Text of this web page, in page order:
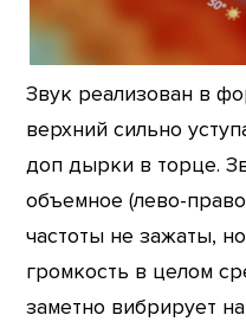
Звук реализован в
верхний сильно
доп дырки в торце.
объемное (лево-
частоты не зажаты,
громкость в целом
заметно вибрирует